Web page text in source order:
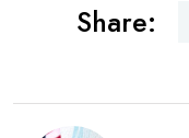
Share: